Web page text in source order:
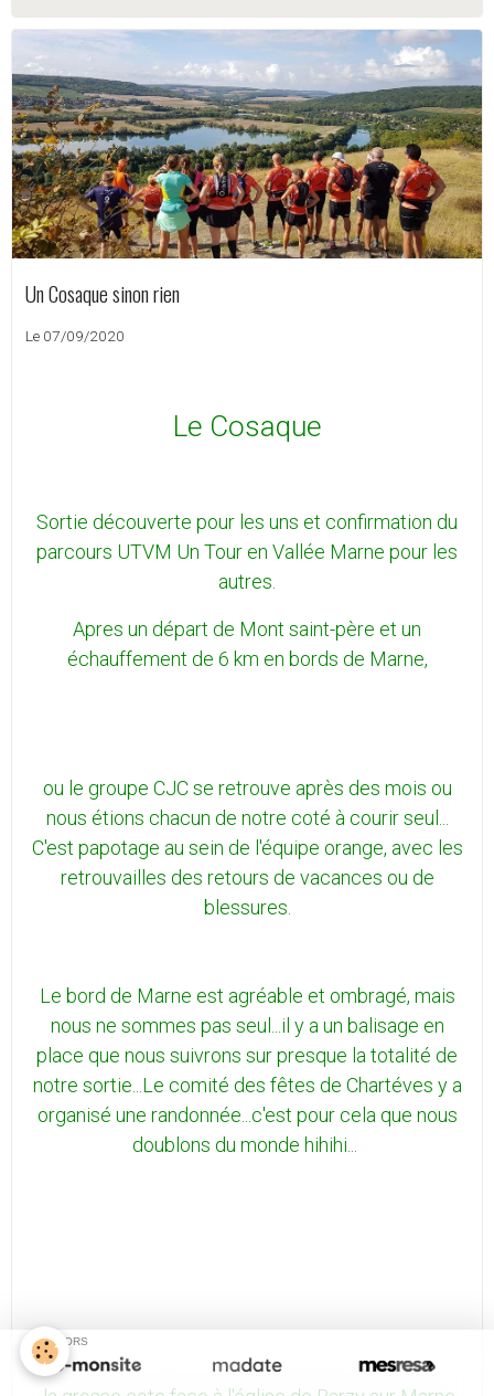
Un Cosaque sinon rien
Le 07/09/2020
Le Cosaque
Sortie découverte pour les uns et confirmation du
parcours UTVM Un Tour en Vallée Marne pour les
autres.
Apres un départ de Mont saint-père et un
échauffement de 6 km en bords de Marne,
ou le groupe CJC se retrouve après des mois ou
nous étions chacun de notre coté à courir seul...
C'est papotage au sein de l'équipe orange, avec les
retrouvailles des retours de vacances ou de
blessures.
Le bord de Marne est agréable et ombragé, mais
nous ne sommes pas seul...il y a un balisage en
place que nous suivrons sur presque la totalité de
notre sortie...Le comité des fêtes de Chartéves y a
organisé une randonnée...c'est pour cela que nous
doublons du monde hihihi...
SPONSORS